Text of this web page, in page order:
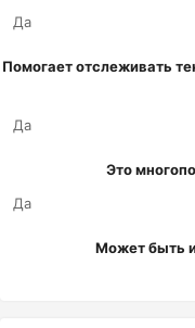
Да
Помогает отслеживать
Да
Это
Да
Может быть